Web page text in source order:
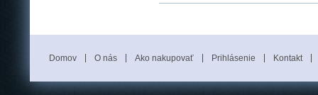
Domov O nás Ako nakupovať Prihlásenie Kontakt